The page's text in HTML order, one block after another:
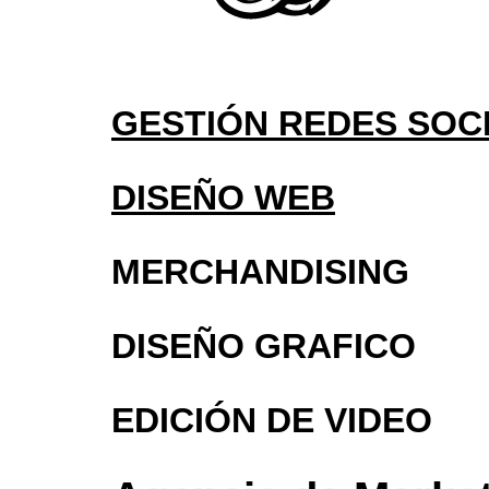
GESTIÓN REDES
DISEÑO WEB
MERCHANDISING
DISEÑO GRAFICO
EDICIÓN DE VIDEO